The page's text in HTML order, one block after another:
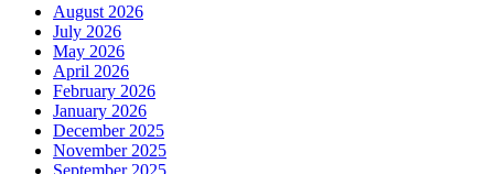
August 2026
July 2026
May 2026
April 2026
February 2026
January 2026
December 2025
November 2025
September 2025